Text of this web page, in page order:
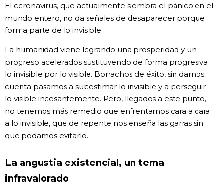
Avisos
El coronavirus, que actualmente siembra el pánico en el
mundo entero, no da señales de desaparecer porque
forma parte de lo invisible.
La humanidad viene logrando una prosperidad y un
progreso acelerados sustituyendo de forma progresiva
lo invisible por lo visible. Borrachos de éxito, sin darnos
cuenta pasamos a subestimar lo invisible y a perseguir
lo visible incesantemente. Pero, llegados a este punto,
no tenemos más remedio que enfrentarnos cara a cara
a lo invisible, que de repente nos enseña las garras sin
que podamos evitarlo.
La angustia existencial, un tema
infravalorado